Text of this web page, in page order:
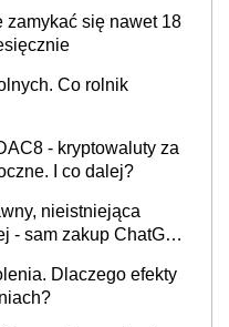
zamykać się nawet 18
Co rolnik
- kryptowaluty za
I co dalej?
nieistniejąca
- sam zakup ChatGPT
Dlaczego efekty